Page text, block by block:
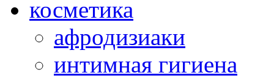
косметика
афродизиаки
интимная гигиена